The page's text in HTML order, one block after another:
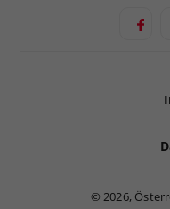
©2026,